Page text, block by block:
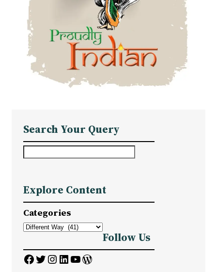
Search Your Query
r
c
h
Explore Content
Categories
Follow Us
Facebook Twitter InstagramLinkedIn YouTube WordPress